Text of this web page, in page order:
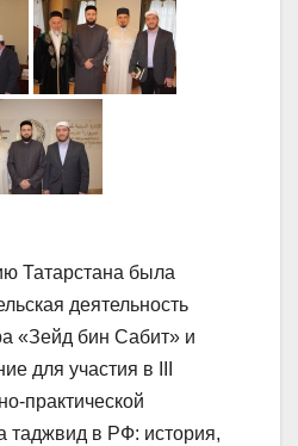
Татарстана была
деятельность
«Зейд бин Сабит» и
для участия в III
практической
таджвид в РФ: история,